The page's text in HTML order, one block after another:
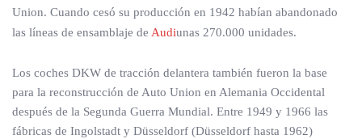
Union. Cuando cesó su producción en 1942 habían abandonado
las líneas de ensamblaje de Audiunas 270.000 unidades.
Los coches DKW de tracción delantera también fueron la base
para la reconstrucción de Auto Union en Alemania Occidental
después de la Segunda Guerra Mundial. Entre 1949 y 1966 las
fábricas de Ingolstadt y Düsseldorf (Düsseldorf hasta 1962)